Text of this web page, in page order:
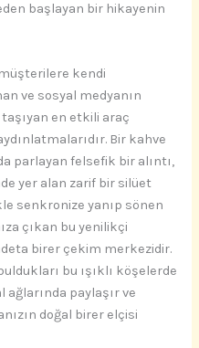
başlayan bir hikayenin
kendi
ve sosyal medyanın
en etkili araç
Bir kahve
parlayan felsefik bir alıntı,
yer alan zarif bir silüet
senkronize yanıp sönen
çıkan bu yenilikçi
birer çekim merkezidir.
bu ışıklı köşelerde
paylaşır ve
doğal birer elçisi